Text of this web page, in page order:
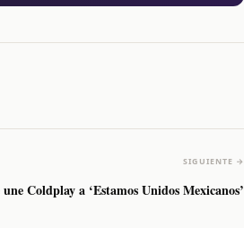
SIGUIENTE →
une Coldplay a ‘Estamos Unidos Mexicanos’